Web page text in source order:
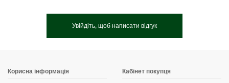
Увійдіть, щоб написати відгук
Корисна інформація Кабінет покупця